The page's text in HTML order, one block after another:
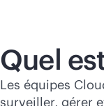
Quel
Les équipes
surveiller, gérer